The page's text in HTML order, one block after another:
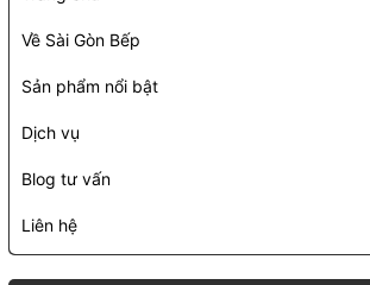
Về Sài Gòn Bếp
Sản phẩm nổi bật
Dịch vụ
Blog tư vấn
Liên hệ